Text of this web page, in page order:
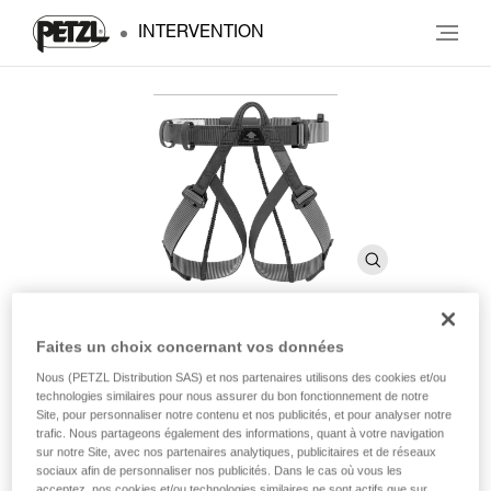
INTERVENTION
PANDION STEEL
Harnais cuissard compact et léger
Destiné aux interventions spéciales ou aux militaires,
Faites un choix concernant vos données
Nous (PETZL Distribution SAS) et nos partenaires utilisons des cookies et/ou
technologies similaires pour nous assurer du bon fonctionnement de notre
Site, pour personnaliser notre contenu et nos publicités, et pour analyser notre
trafic. Nous partageons également des informations, quant à votre navigation
sur notre Site, avec nos partenaires analytiques, publicitaires et de réseaux
sociaux afin de personnaliser nos publicités. Dans le cas où vous les